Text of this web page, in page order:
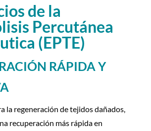
de la
Percutánea
(EPTE)
RÁPIDA Y
la regeneración de tejidos dañados,
recuperación más rápida en